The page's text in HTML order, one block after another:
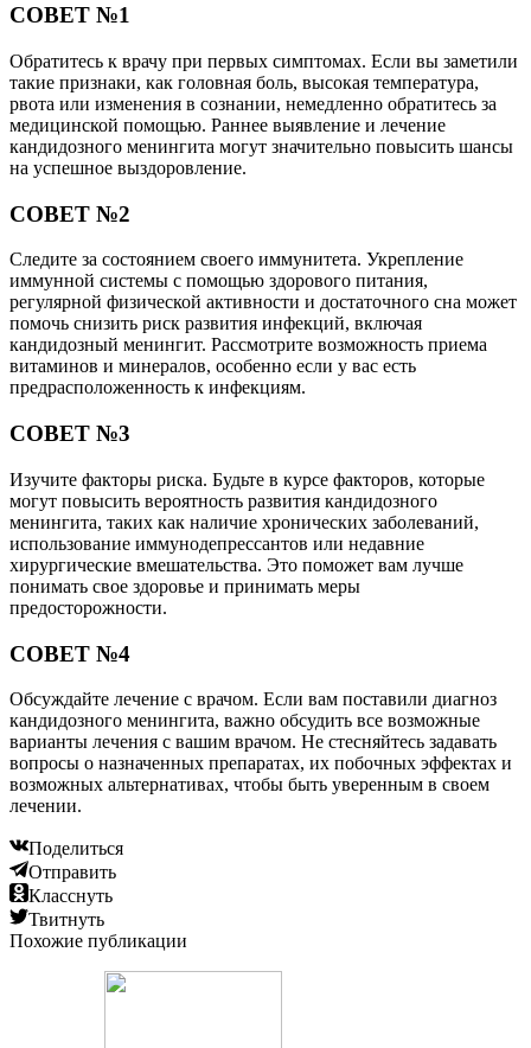
СОВЕТ №1
Обратитесь к врачу при первых симптомах. Если вы заметили
такие признаки, как головная боль, высокая температура,
рвота или изменения в сознании, немедленно обратитесь за
медицинской помощью. Раннее выявление и лечение
кандидозного менингита могут значительно повысить шансы
на успешное выздоровление.
СОВЕТ №2
Следите за состоянием своего иммунитета. Укрепление
иммунной системы с помощью здорового питания,
регулярной физической активности и достаточного сна может
помочь снизить риск развития инфекций, включая
кандидозный менингит. Рассмотрите возможность приема
витаминов и минералов, особенно если у вас есть
предрасположенность к инфекциям.
СОВЕТ №3
Изучите факторы риска. Будьте в курсе факторов, которые
могут повысить вероятность развития кандидозного
менингита, таких как наличие хронических заболеваний,
использование иммунодепрессантов или недавние
хирургические вмешательства. Это поможет вам лучше
понимать свое здоровье и принимать меры
предосторожности.
СОВЕТ №4
Обсуждайте лечение с врачом. Если вам поставили диагноз
кандидозного менингита, важно обсудить все возможные
варианты лечения с вашим врачом. Не стесняйтесь задавать
вопросы о назначенных препаратах, их побочных эффектах и
возможных альтернативах, чтобы быть уверенным в своем
лечении.
Поделиться
Отправить
Класснуть
Твитнуть
Похожие публикации